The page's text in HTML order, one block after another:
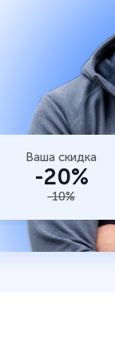
Ваша скидка
-20%
-10%